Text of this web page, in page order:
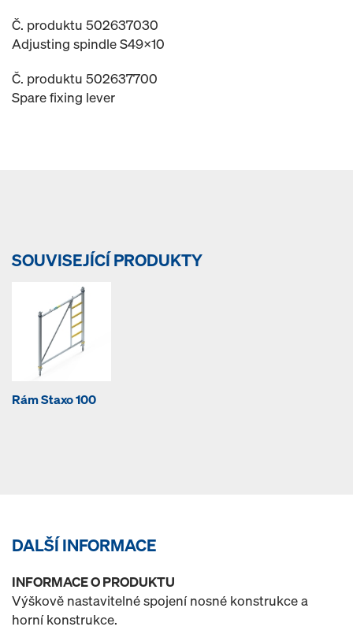
Č. produktu 502637030
Adjusting spindle S49x10
Č. produktu 502637700
Spare fixing lever
SOUVISEJÍCÍ PRODUKTY
Rám Staxo 100
DALŠÍ INFORMACE
INFORMACE O PRODUKTU
Výškově nastavitelné spojení nosné konstrukce a
horní konstrukce.